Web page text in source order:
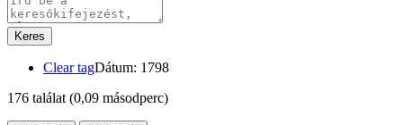
Keres
Clear tagDátum: 1798
176 találat (0,09 másodperc)